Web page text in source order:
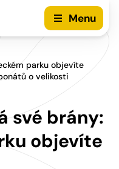
Menu
parku objevíte
o velikosti
své brány:
objevíte